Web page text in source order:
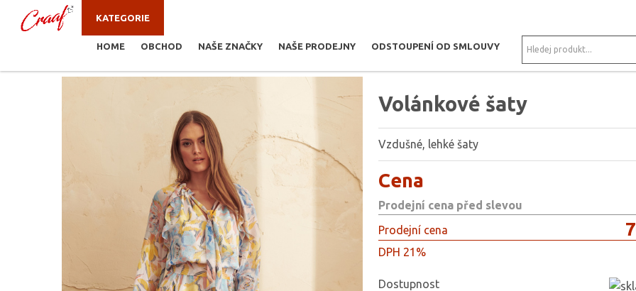
KATEGORIE
HOME OBCHOD NAŠE ZNAČKY NAŠE PRODEJNY ODSTOUPENÍ OD SMLOUVY
VOLÁNKOVÉ ŠATY
Volánkové šaty
Vzdušné, lehké šaty
Cena
Prodejní cena před slevou
Prodejní cena
DPH 21%
Dostupnost